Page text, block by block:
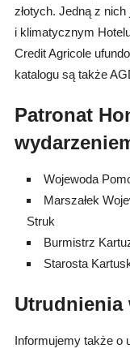
złotych. Jedną z
i klimatycznym
Credit Agricole
katalogu są także
Patronat
Wojewoda
Marszałek
Struk
Burmistrz
Starosta
Utrudnienia
Informujemy także o